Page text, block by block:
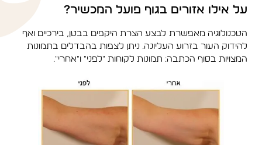
על אילו אזורים בגוף פועל המכשיר?
הטכנולוגיה מאפשרת לבצע הצרת היקפים בבטן, בירכיים ואף
להידוק העור בזרוע העליונה. ניתן לצפות בהבדלים בתמונות
המצויות בסוף הכתבה: תמונות לקוחות "לפני" ו"אחרי".